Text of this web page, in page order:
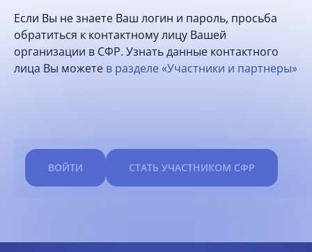
Если Вы не знаете Ваш логин и пароль, просьба
обратиться к контактному лицу Вашей
организации в СФР. Узнать данные контактного
лица Вы можете в разделе «Участники и партнеры»
ВОЙТИ СТАТЬ УЧАСТНИКОМ СФР